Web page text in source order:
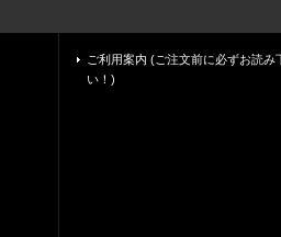
ご利用案内 (ご注文前に必ずお読み
い！)